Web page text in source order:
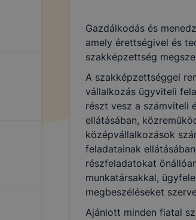
Gazdálkodás és
amely érettségivel és
szakképzettség
A szakképzettséggel
vállalkozás ügyviteli
részt vesz a számviteli
ellátásában,
középvállalkozások
feladatainak
részfeladatokat
munkatársakkal,
megbeszéléseket
Ajánlott minden fiatal